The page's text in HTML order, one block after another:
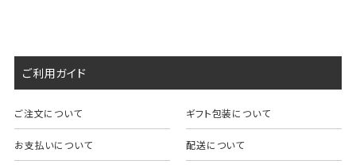
ご利用ガイド
ご注文について ギフト包装について
お支払いについて 配送について